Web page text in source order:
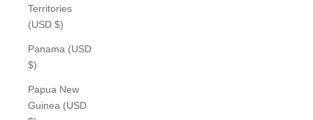
Territories
(USD $)
Panama (USD
$)
Papua New
Guinea (USD